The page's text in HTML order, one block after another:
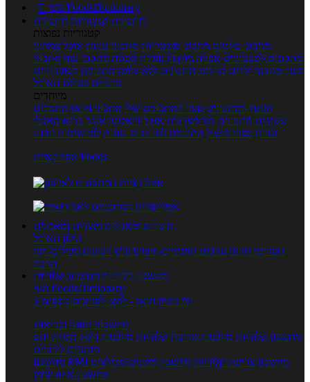

מנוי FoodsDictionary
מתכונים קטגוריות מתכונים
קטגוריות נפוצות
מתכוני סלטים מתכוני פשטידות מתכוני עוגות אוכל צמחוני
מתכונים לטבעוניים אפייה מוקפץ עוגיות פסטה מתכוני עוף מתכוני
בשר מתכוני ילדים מרקים מתכונים ללא גלוטן מתכונים לסוכרתיים
טרנדים בעולם האוכל
מיוחדים
מנתח המתכונים ספר המתכונים שלי מתכוני וידאו מתכונים
עשירים מתכונים לפי מצרכים אוכל דיאטטי אוכל בריא מאכלי
עדות ספרי בישול מתכונים לפי חגים ועונות לפי שיטות הכנה
אפליקציית Foods
מוצרים ומאכלים מוצרים ומאכלים
מילון האוכל
תפריטי תזונה ערכים תזונתיים חיפוש ע"פ רכיבים מכילים הכי
הרבה
מחשבון קלוריות מחשבון קלוריות
מנוי FoodsDictionary
5 ימי ניסיון חינם - לחצו לפרטים נוספים
מחשבוני תזונה ובריאות
מחשבון קלוריות מחשבון שריפת קלוריות מחשבון דופק מטרה יחס
מותניים לירכיים
מחשבון BMI
מחשבון צריכת קלוריות מחשבון מינונים מומלצים
מחשבון אחוז שומן